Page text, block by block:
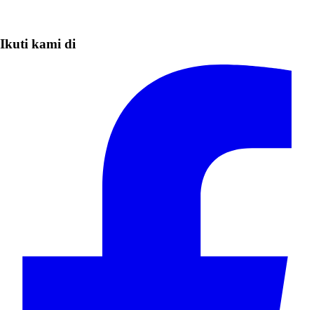
Ikuti kami di